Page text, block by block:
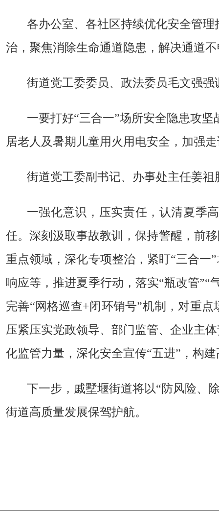
各办公室、各社区持续优化安全管
治，聚焦消除生命通道隐患，解决通道
街道党工委委员、政法委员毛文强强
一要打好“三合一”场所安全隐患攻坚
居老人及暑期儿童用火用电安全， 加强
街道党工委副书记、办事处主任姜
一强化意识，压实责任，认清夏季
任。深刻汲取事故教训，保持警醒，前
重点领域，深化专项整治，紧盯“三合一
响应等，推进夏季行动，落实“瓶改管
完善“网格巡查+闭环销号”机制，对重
压紧压实党政领导、部门监管、企业主
化监管力量，深化安全宣传“五进”，构
下一步，戚墅堰街道将以“防风险、
街道高质量发展保驾护航。